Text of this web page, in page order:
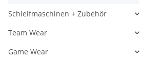
Schleifmaschinen + Zubehör
Team Wear
Game Wear